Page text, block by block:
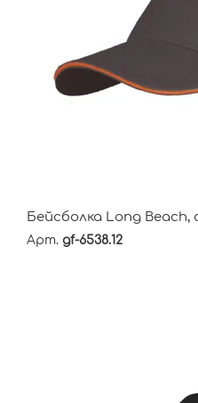
Бейсболка Long
Арт. gf-6538.12